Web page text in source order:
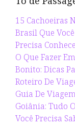
15 Cachoeiras
Brasil Que Você
Precisa
O Que Fazer Em
Bonito: Dicas
Roteiro De
Guia De
Goiânia: Tudo
Você Precisa